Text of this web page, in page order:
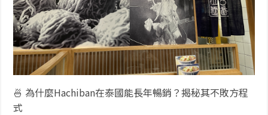
🍜 為什麼Hachiban在泰國能長年暢銷？揭秘其不敗方程
式